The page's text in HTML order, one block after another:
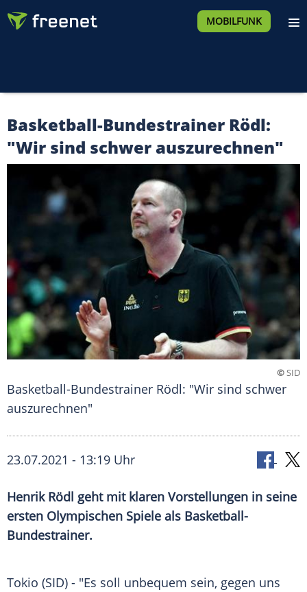
MOBILFUNK
Basketball-Bundestrainer Rödl:
"Wir sind schwer auszurechnen"
©SID
Basketball-Bundestrainer Rödl: "Wir sind schwer
auszurechnen"
23.07.2021 - 13:19 Uhr
Henrik Rödl geht mit klaren Vorstellungen in seine
ersten Olympischen Spiele als Basketball-
Bundestrainer.
Tokio (SID) - "Es soll unbequem sein, gegen uns